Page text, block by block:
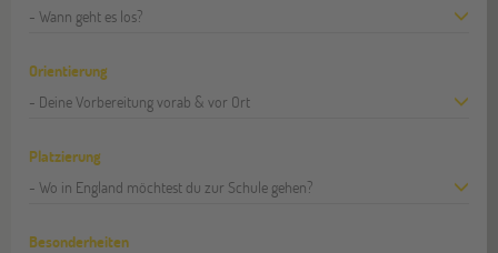
- Wann geht es los?
Orientierung
- Deine Vorbereitung vorab & vor Ort
Platzierung
- Wo in England möchtest du zur Schule gehen?
Besonderheiten